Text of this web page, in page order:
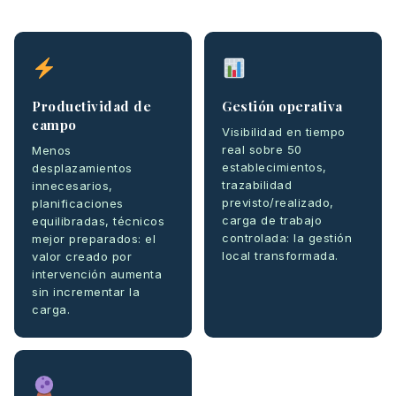
Productividad de
campo
Menos
desplazamientos
innecesarios,
planificaciones
equilibradas, técnicos
mejor preparados: el
valor creado por
intervención aumenta
sin incrementar la
carga.
Gestión operativa
Visibilidad en tiempo
real sobre 50
establecimientos,
trazabilidad
previsto/realizado,
carga de trabajo
controlada: la gestión
local transformada.